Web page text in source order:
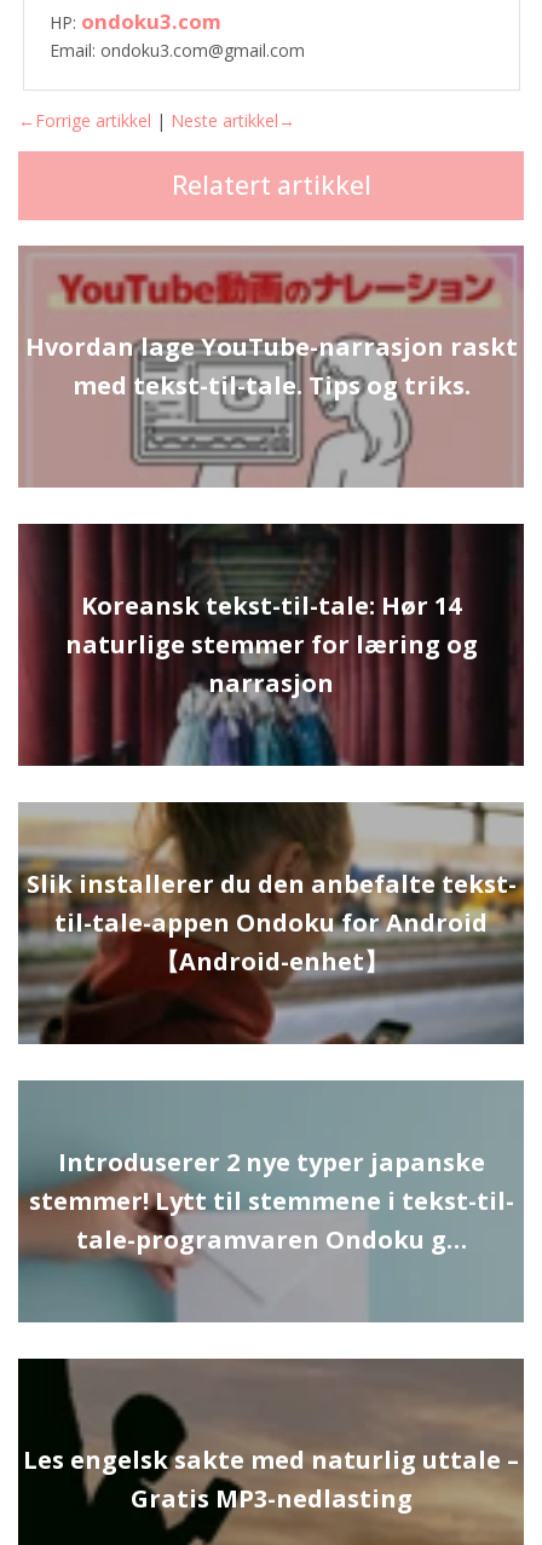
HP: ondoku3.com
Email: ondoku3.com@gmail.com
←Forrige artikkel | Neste artikkel→
Relatert artikkel
Hvordan lage YouTube-narrasjon raskt
med tekst-til-tale. Tips og triks.
Koreansk tekst-til-tale: Hør 14
naturlige stemmer for læring og
narrasjon
Slik installerer du den anbefalte tekst-
til-tale-appen Ondoku for Android
【Android-enhet】
Introduserer 2 nye typer japanske
stemmer! Lytt til stemmene i tekst-til-
tale-programvaren Ondoku g…
Les engelsk sakte med naturlig uttale –
Gratis MP3-nedlasting